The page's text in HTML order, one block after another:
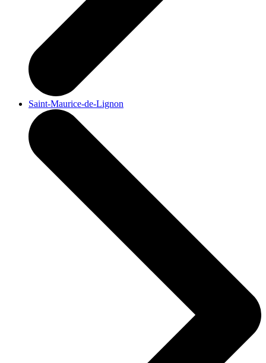
Saint-Maurice-de-Lignon